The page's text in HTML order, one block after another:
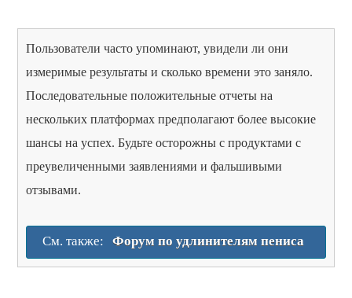
Пользователи часто упоминают, увидели ли они
измеримые результаты и сколько времени это заняло.
Последовательные положительные отчеты на
нескольких платформах предполагают более высокие
шансы на успех. Будьте осторожны с продуктами с
преувеличенными заявлениями и фальшивыми
отзывами.
См. также: Форум по удлинителям пениса